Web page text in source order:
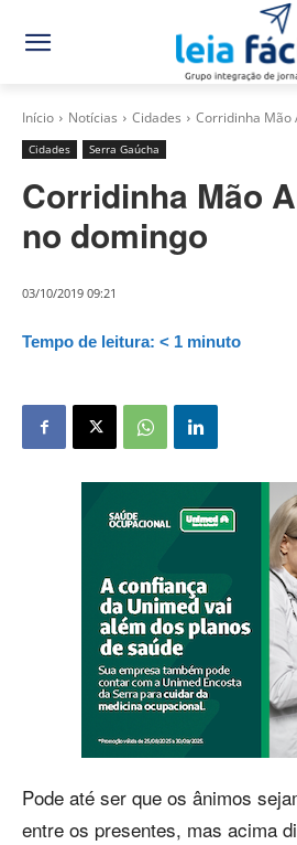
Início Notícias Cidades Corridinha Mão
Cidades Serra Gaúcha
Corridinha Mão
no domingo
03/10/2019 09:21
Tempo de leitura: < 1 minuto
Pode até ser que os ânimos
entre os presentes, mas acima